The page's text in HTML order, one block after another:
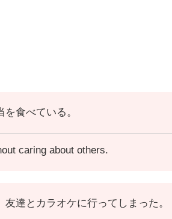
食べている。
caring about others.
友達とカラオケに行ってしまった。